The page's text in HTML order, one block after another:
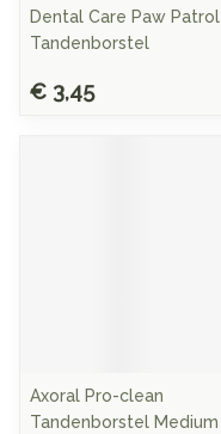
Dental Care Paw Patrol
Tandenborstel
€ 3,45
Axoral Pro-clean
Tandenborstel Medium